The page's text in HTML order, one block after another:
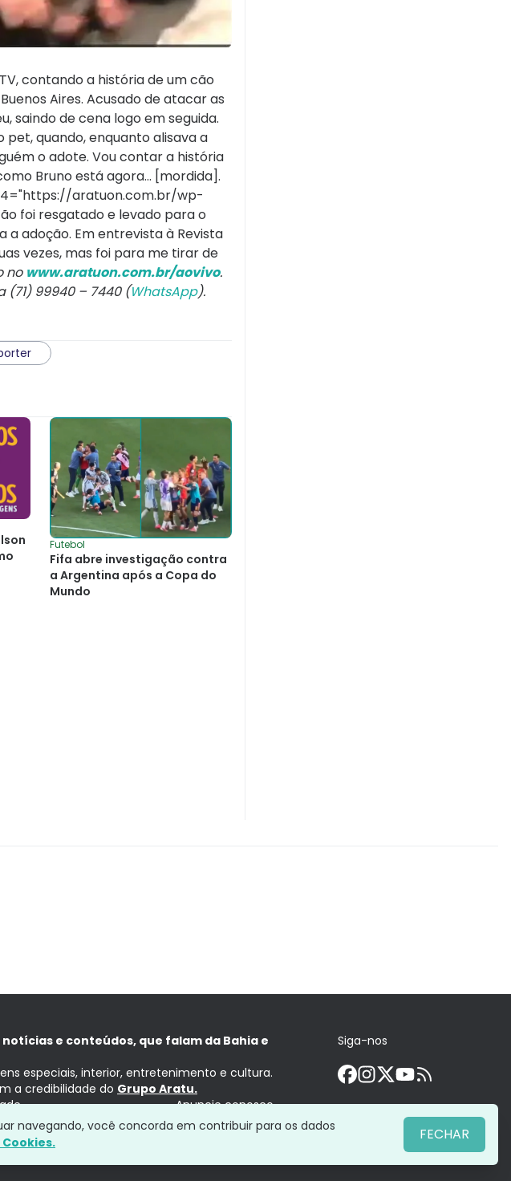
contando a história de um cão
Aires. Acusado de atacar as
saindo de cena logo em seguida.
quando, enquanto alisava a
o adote. Vou contar a história
Bruno está agora... [mordida].
aratuon.com.br/wp-
foi resgatado e levado para o
a adoção. Em entrevista à Revista
vezes, mas foi para me tirar de
no www.aratuon.com.br/aovivo.
99940 – 7440 (WhatsApp).
Futebol
Fifa abre investigação contra
a Argentina após a Copa do
Mundo
e conteúdos, que falam da Bahia e
especiais, interior, entretenimento e cultura.
a credibilidade do Grupo Aratu.
Anuncie conosco
Siga-nos
navegando, você concorda em contribuir para os dados
FECHAR